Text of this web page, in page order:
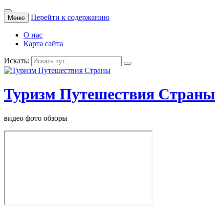
Меню Перейти к содержанию
О нас
Карта сайта
Искать:
Туризм Путешествия Страны
видео фото обзоры